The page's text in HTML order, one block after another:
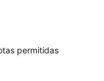
permitidas